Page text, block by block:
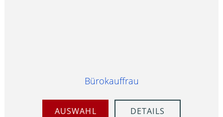
Bürokauffrau
AUSWAHL DETAILS